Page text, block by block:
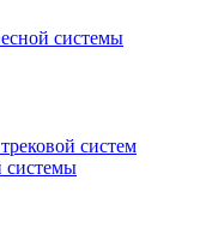
системы
систем
системы